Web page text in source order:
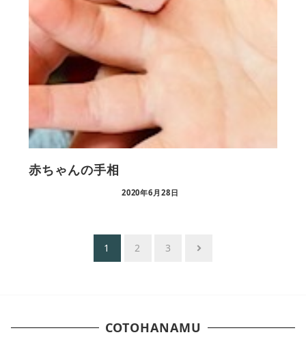
赤ちゃんの手相
2020年6月28日
1 2 3
COTOHANAMU